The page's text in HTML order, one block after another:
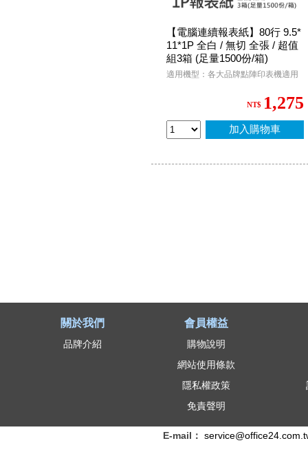
【電腦連續報表紙】80行 9.5*
11*1P 全白 / 無切 全張 / 超值
組3箱 (足量1500份/箱)
適用機型：各大品牌點陣印表機適用
NT$ 1,275
加入購物車
關於我們
品牌介紹
會員權益
購物說明
網站使用條款
隱私權政策
免責聲明
E-mail：